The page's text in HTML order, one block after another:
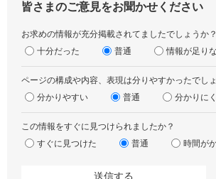
皆さまのご意見をお聞かせください
お求めの情報が充分掲載されてましたでしょうか？
十分だった
普通 情報が足り
ページの構成や内容、表現は分りやすかったでし
分かりやすい
普通 分かりに
この情報をすぐに見つけられましたか？
すぐに見つけた
普通 時間が